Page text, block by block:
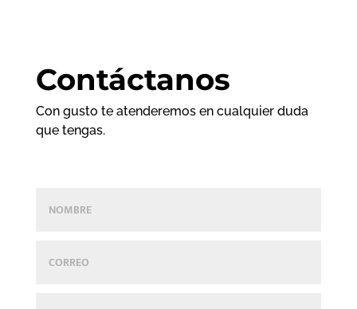
Contáctanos
Con gusto te atenderemos en cualquier duda
que tengas.